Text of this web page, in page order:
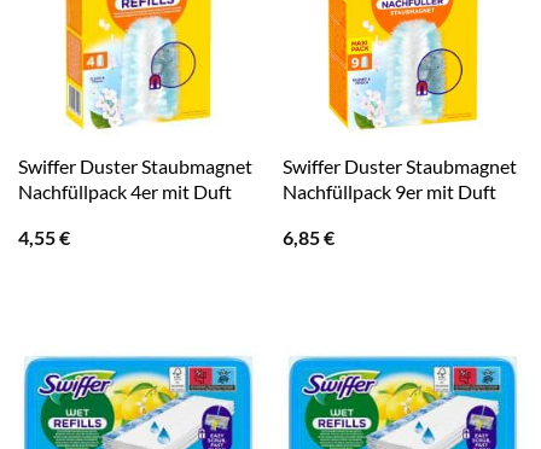
Swiffer Duster Staubmagnet
Nachfüllpack 4er mit Duft
4,55€
Swiffer Duster Staubmagnet
Nachfüllpack 9er mit Duft
6,85€